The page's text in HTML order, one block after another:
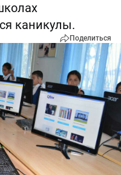
каникулы.
Поделиться